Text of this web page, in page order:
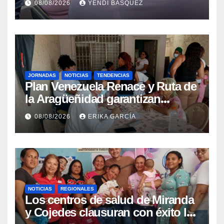
epidemiológica
08/08/2026 YENDI BASQUEZ
JORNADAS NOTICIAS TENDENCIAS
Plan Venezuela Renace y Ruta de
la Aragüeñidad garantizan
atención médica integral en
Aragua
08/08/2026 ERIKA GARCÍA
NOTICIAS REGIONALES
Los centros de salud de Miranda
y Cojedes clausuran con éxito la